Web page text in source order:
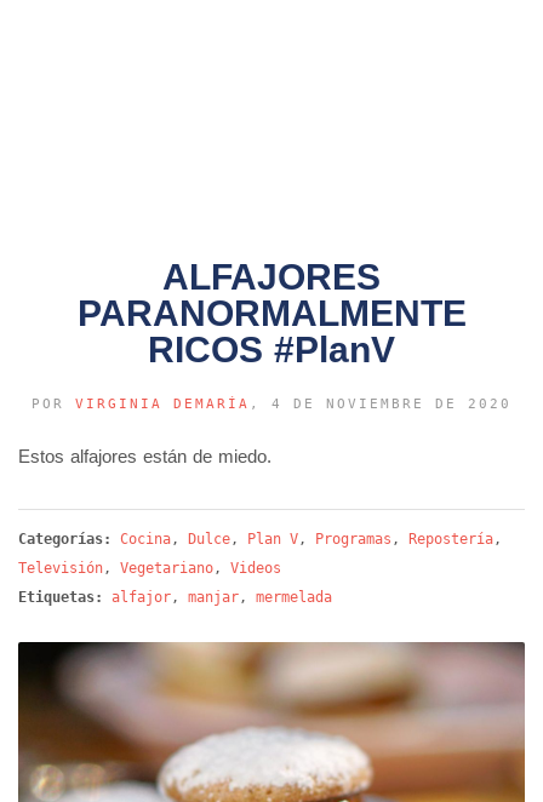
ALFAJORES
PARANORMALMENTE
RICOS #PlanV
POR VIRGINIA DEMARÍA , 4 DE NOVIEMBRE DE 2020
Estos alfajores están de miedo.
Categorías: Cocina, Dulce, Plan V, Programas , Repostería,
Televisión, Vegetariano, Videos
Etiquetas:
alfajor, manjar, mermelada